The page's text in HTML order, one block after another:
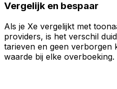
Vergelijk en bespaar
Als je Xe vergelijkt met
providers, is het verschil
tarieven en geen verborgen
waarde bij elke overboeking.